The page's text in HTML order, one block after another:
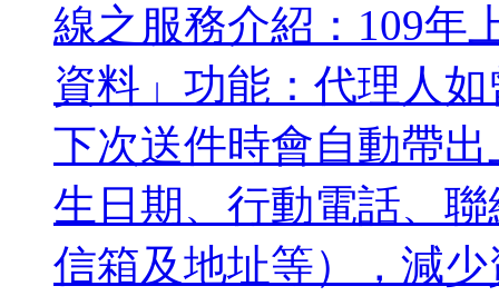
線之服務介紹：109年
資料」功能：代理人
下次送件時會自動帶
生日期、行動電話、
信箱及地址等），減